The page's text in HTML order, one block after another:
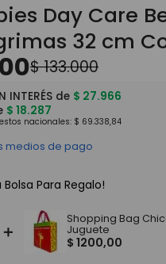
Day Care
32 cm
$133.000
INTERÉS de $ 27.966
$ 18.287
nacionales: $ 69.338,84
medios de pago
Bolsa Para Regalo!
＋
Shopping Bag
Juguete
$ 1200,00